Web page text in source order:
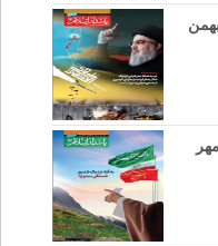
۴۸۸– بهمن
۴۸۶– مهر